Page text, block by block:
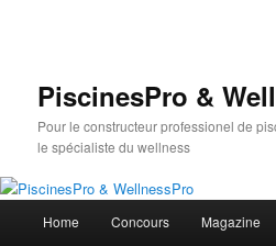
PiscinesPro &
Pour le constructeur professionel de
le spécialiste du wellness
principal
Home Concours Magazine